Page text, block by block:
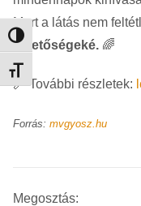
Nagy kontraszt váltása
Betűméret váltása
Mert a látás nem
lehetőségeké. 🌈
🔗 További részletek:
Forrás: mvgyosz.hu
Megosztás: